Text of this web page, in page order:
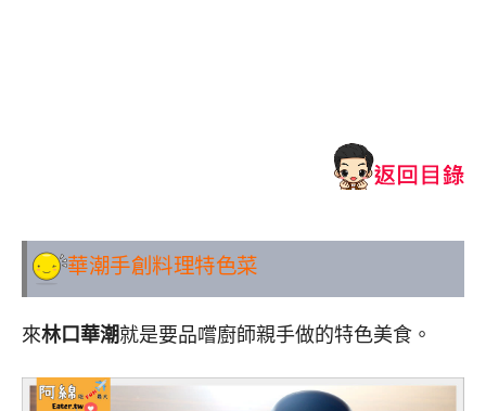
華潮手創料理特色菜
來林口華潮就是要品嚐廚師親手做的特色美食。